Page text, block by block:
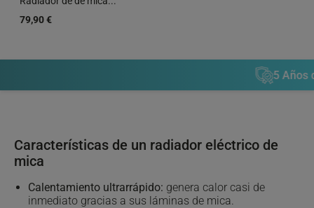
79,90 €
5 Años de
Características de un radiador eléctrico de
mica
Calentamiento ultrarrápido: genera calor casi de
inmediato gracias a sus láminas de mica.